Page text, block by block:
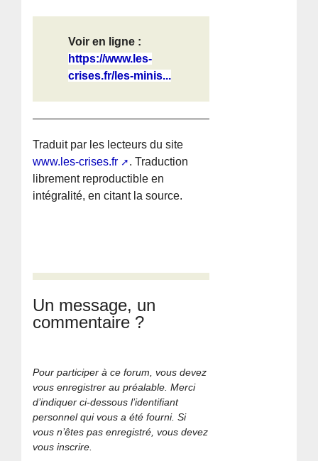
Voir en ligne :
https://www.les-
crises.fr/les-minis...
Traduit par les lecteurs du site
www.les-crises.fr
. Traduction
librement reproductible en
intégralité, en citant la source.
Un message, un
commentaire ?
Pour participer à ce forum, vous devez
vous enregistrer au préalable. Merci
d’indiquer ci-dessous l’identifiant
personnel qui vous a été fourni. Si
vous n’êtes pas enregistré, vous devez
vous inscrire.